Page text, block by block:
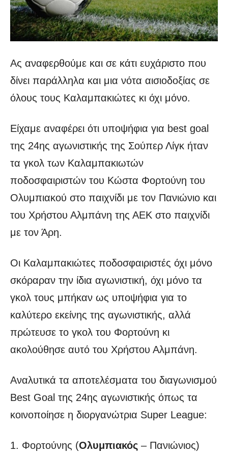
Ας αναφερθούμε και σε κάτι ευχάριστο που
δίνει παράλληλα και μια νότα αισιοδοξίας σε
όλους τους Καλαμπακιώτες κι όχι μόνο.
Είχαμε αναφέρει ότι υποψήφια για best goal
της 24ης αγωνιστικής της Σούπερ Λίγκ ήταν
τα γκολ των Καλαμπακιωτών
ποδοσφαιριστών του Κώστα Φορτούνη του
Ολυμπιακού στο παιχνίδι με τον Πανιώνιο και
του Χρήστου Αλμπάνη της ΑΕΚ στο παιχνίδι
με τον Άρη.
Οι Καλαμπακιώτες ποδοσφαιριστές όχι μόνο
σκόραραν την ίδια αγωνιστική, όχι μόνο τα
γκολ τους μπήκαν ως υποψήφια για το
καλύτερο εκείνης της αγωνιστικής, αλλά
πρώτευσε το γκολ του Φορτούνη κι
ακολούθησε αυτό του Χρήστου Αλμπάνη.
Αναλυτικά τα αποτελέσματα του διαγωνισμού
Best Goal της 24ης αγωνιστικής όπως τα
κοινοποίησε η διοργανώτρια Super League:
1. Φορτούνης (Ολυμπιακός – Πανιώνιος)